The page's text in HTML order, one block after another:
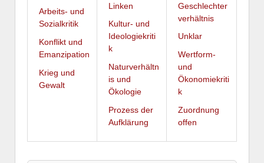
Arbeits- und
Sozialkritik
Konflikt und
Emanzipation
Krieg und
Gewalt
Linken
Kultur- und
Ideologiekriti
k
Naturverhältn
is und
Ökologie
Prozess der
Aufklärung
Geschlechter
verhältnis
Unklar
Wertform-
und
Ökonomiekriti
k
Zuordnung
offen